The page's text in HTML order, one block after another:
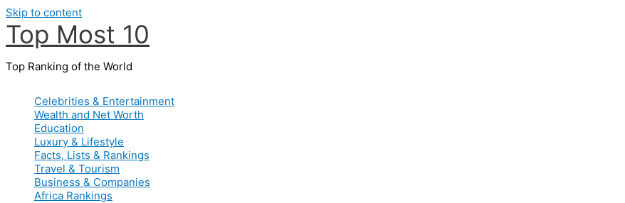
Skip to content
Top Most 10
Top Ranking of the World
Celebrities & Entertainment
Wealth and Net Worth
Education
Luxury & Lifestyle
Facts, Lists & Rankings
Travel & Tourism
Business & Companies
Africa Rankings